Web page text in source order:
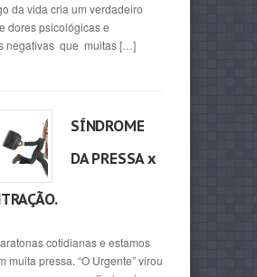
da vida cria um verdadeiro
dores psicológicas e
negativas que muitas […]
SÍNDROME
DA PRESSA x
cotidianas e estamos
muita pressa. “O Urgente” virou